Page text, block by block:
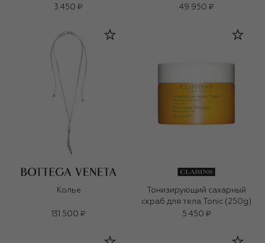
3 450 ₽
49 950 ₽
Колье
131 500 ₽
Тонизирующий сахарный
скраб для тела Tonic (250g)
5 450 ₽